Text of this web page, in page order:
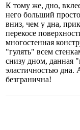
К тому же, дно,
него больший
вниз, чем у дна,
перекосе
многостенная
"гулять" всем
снизу дном, данная
эластичностью дна.
безгранична!